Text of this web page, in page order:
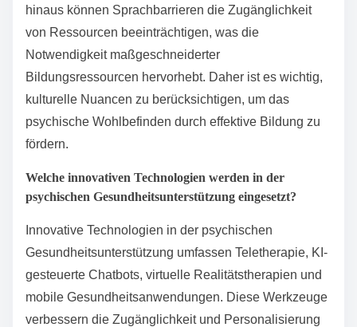
hinaus können Sprachbarrieren die Zugänglichkeit
von Ressourcen beeinträchtigen, was die
Notwendigkeit maßgeschneiderter
Bildungsressourcen hervorhebt. Daher ist es wichtig,
kulturelle Nuancen zu berücksichtigen, um das
psychische Wohlbefinden durch effektive Bildung zu
fördern.
Welche innovativen Technologien werden in der
psychischen Gesundheitsunterstützung eingesetzt?
Innovative Technologien in der psychischen
Gesundheitsunterstützung umfassen Teletherapie, KI-
gesteuerte Chatbots, virtuelle Realitätstherapien und
mobile Gesundheitsanwendungen. Diese Werkzeuge
verbessern die Zugänglichkeit und Personalisierung